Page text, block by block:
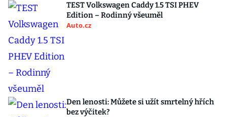
TEST Volkswagen Caddy 1.5 TSI PHEV
Edition – Rodinný všeuměl
Auto.cz
Den lenosti: Můžete si užít smrtelný hřích
bez výčitek?